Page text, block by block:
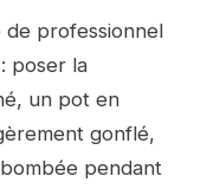
de professionnel
poser la
un pot en
gonflé,
pendant